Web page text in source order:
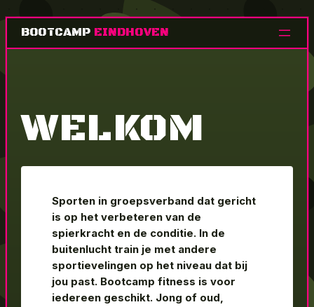
naar
BOOTCAMP EINDHOVEN
WELKOM
Sporten in groepsverband dat gericht
is op het verbeteren van de
spierkracht en de conditie. In de
buitenlucht train je met andere
sportievelingen op het niveau dat bij
jou past. Bootcamp fitness is voor
iedereen geschikt. Jong of oud,